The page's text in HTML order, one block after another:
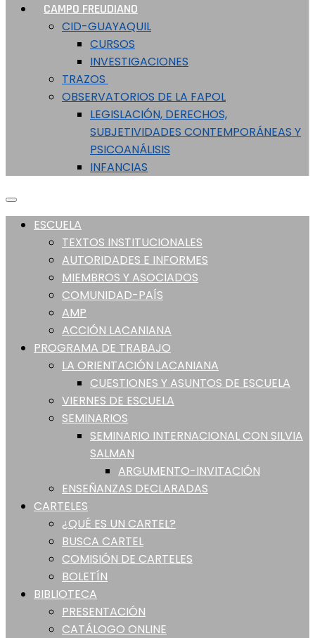
CAMPO FREUDIANO
CID-GUAYAQUIL
CURSOS
INVESTIGACIONES
TRAZOS
OBSERVATORIOS DE LA FAPOL
LEGISLACIÓN, DERECHOS,
SUBJETIVIDADES CONTEMPORÁNEAS Y
PSICOANÁLISIS
INFANCIAS
ESCUELA
TEXTOS INSTITUCIONALES
AUTORIDADES E INFORMES
MIEMBROS Y ASOCIADOS
COMUNIDAD-PAÍS
AMP
ACCIÓN LACANIANA
PROGRAMA DE TRABAJO
LA ORIENTACIÓN LACANIANA
CUESTIONES Y ASUNTOS DE ESCUELA
VIERNES DE ESCUELA
SEMINARIOS
SEMINARIO INTERNACIONAL CON SILVIA
SALMAN
ARGUMENTO-INVITACIÓN
ENSEÑANZAS DECLARADAS
CARTELES
¿QUÉ ES UN CARTEL?
BUSCA CARTEL
COMISIÓN DE CARTELES
BOLETÍN
BIBLIOTECA
PRESENTACIÓN
CATÁLOGO ONLINE